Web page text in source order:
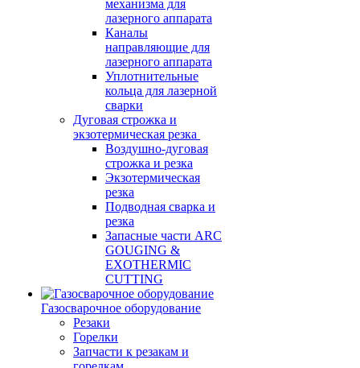
механизма для
лазерного аппарата
Каналы
направляющие для
лазерного аппарата
Уплотнительные
кольца для лазерной
сварки
Дуговая строжка и
экзотермическая резка
Воздушно-дуговая
строжка и резка
Экзотермическая
резка
Подводная сварка и
резка
Запасные части ARC
GOUGING &
EXOTHERMIC
CUTTING
Газосварочное оборудование
Резаки
Горелки
Запчасти к резакам и